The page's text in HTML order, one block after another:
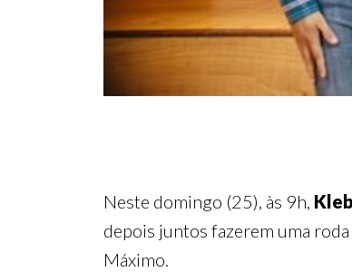
Neste domingo (25), às 9h,
depois juntos fazerem uma
Máximo.